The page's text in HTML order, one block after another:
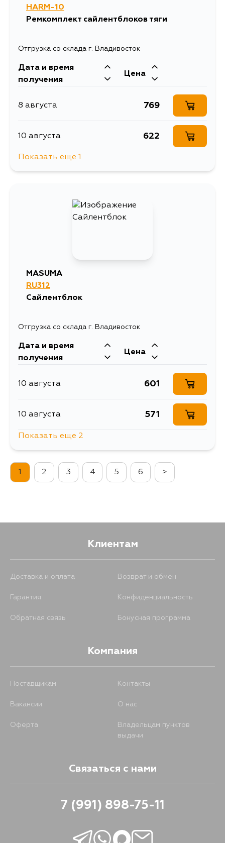
HARM-10
Ремкомплект сайлентблоков тяги
Отгрузка со склада г. Владивосток
Дата и время
получения
Цена
8 августа 769
10 августа 622
Показать еще 1
MASUMA
RU312
Сайлентблок
Отгрузка со склада г. Владивосток
Дата и время
получения
Цена
10 августа 601
10 августа 571
13 августа
Показать еще 2
1 2 3 4 5 6 >
Клиентам
Доставка и оплата Возврат и обмен
Гарантия Конфиденциальность
Обратная связь Бонусная программа
Компания
Поставщикам Контакты
Вакансии О нас
Оферта
Владельцам пунктов
выдачи
Связаться с нами
7 (991) 898-75-11